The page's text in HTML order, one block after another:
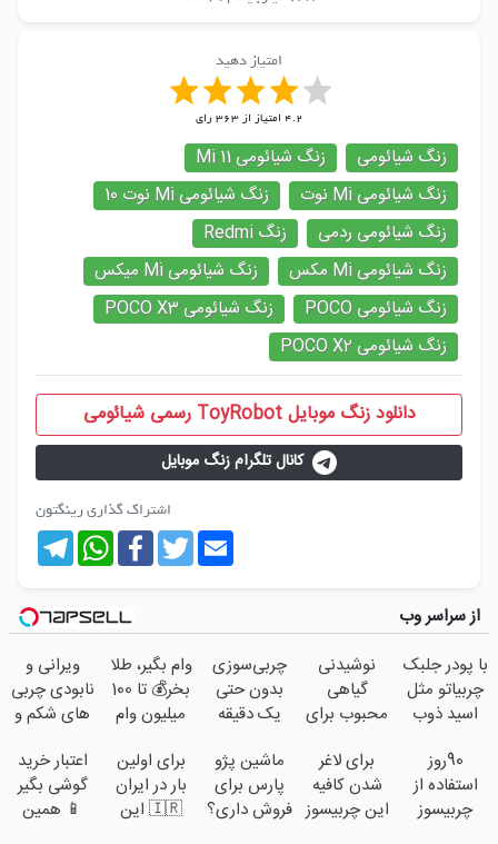
امتیاز دهید
4.2 امتیاز از363رای
زنگ شیائومی
زنگ شیائومی Mi 11
زنگ شیائومی Mi نوت
زنگ شیائومی Mi نوت 10
زنگ شیائومی ردمی
زنگ Redmi
زنگ شیائومی Mi مکس
زنگ شیائومی Mi میکس
زنگ شیائومی POCO
زنگ شیائومی POCO X3
زنگ شیائومی POCO X2
دانلود زنگ موبایل ToyRobot رسمی شیائومی
کانال تلگرام زنگ موبایل
اشتراک گذاری رینگتون
Telegram
WhatsAppFacebookTwitterEmail
از سراسر وب
با پودر جلبک
چربیاتو مثل
اسید ذوب
تا امشب)
نوشیدنی
گیاهی
محبوب برای
اضافه وزن!
60%تخفیف
چربی‌سوزی
بدون حتی
یک دقیقه
وام بگیر، طلا
بخر💰 تا 100
میلیون وام
ضامن
ویرانی و
نابودی چربی
های شکم و
نوشیدنی
گیاهی
90روز
استفاده از
چربیسوز
برای لاغر
شدن کافیه
این چربیسوز
ماشین پژو
پارس برای
فروش داری؟
برای اولین
بار در ایران
🇮🇷 این
اعتبار خرید
گوشی بگیر
📱 همین